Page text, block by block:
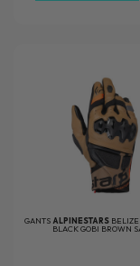
GANTS ALPINESTARS BELIZE
BLACK GOBI BROWN